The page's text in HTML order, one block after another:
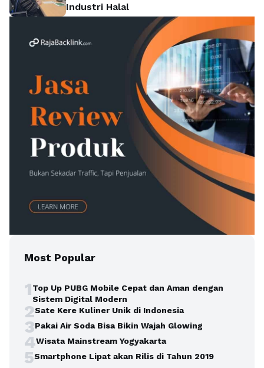
Industri Halal
Most Popular
1Top Up PUBG Mobile Cepat dan Aman dengan
Sistem Digital Modern
2Sate Kere Kuliner Unik di Indonesia
3Pakai Air Soda Bisa Bikin Wajah Glowing
4Wisata Mainstream Yogyakarta
5Smartphone Lipat akan Rilis di Tahun 2019